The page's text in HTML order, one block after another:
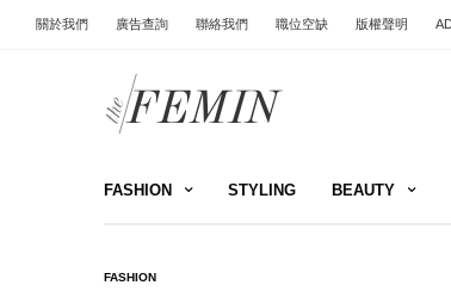
關於我們 廣告查詢 聯絡我們 職位空缺 版權聲明
FASHION STYLING BEAUTY
FASHION